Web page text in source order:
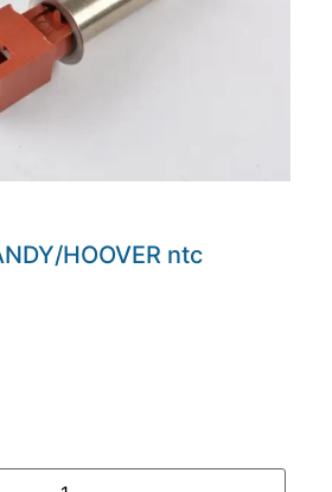
HOOVER ntc